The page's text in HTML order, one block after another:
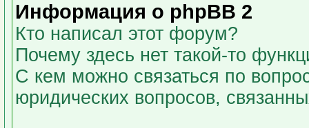
Информация о phpBB 2
Кто написал этот форум?
Почему здесь нет такой-то
С кем можно связаться по
юридических вопросов,